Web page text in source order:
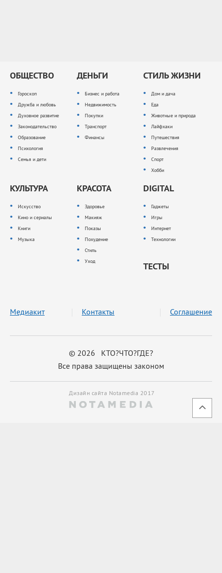
ОБЩЕСТВО
Гороскоп
Дружба и любовь
Духовное развитие
Законодательство
Образование
Психология
Семья и дети
ДЕНЬГИ
Бизнес и работа
Недвижимость
Покупки
Транспорт
Финансы
СТИЛЬ ЖИЗНИ
Дом и дача
Еда
Животные и природа
Лайфхаки
Путешествия
Развлечения
Спорт
Хобби
КУЛЬТУРА
Искусство
Кино и сериалы
Книги
Музыка
КРАСОТА
Здоровье
Макияж
Показы
Похудение
Стиль
Уход
DIGITAL
Гаджеты
Игры
Интернет
Технологии
ТЕСТЫ
© 2026 КТО?ЧТО?ГДЕ?
Все права защищены законом
Медиакит Контакты Соглашение
Дизайн сайта Notamedia 2017